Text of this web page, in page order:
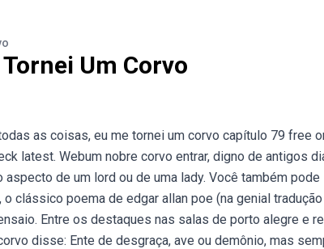
Um Corvo
as coisas, eu me tornei um corvo capítulo 79 free
latest. Webum nobre corvo entrar, digno de antigos
de um lord ou de uma lady. Você também
clássico poema de edgar allan poe (na genial
Entre os destaques nas salas de porto alegre e
disse: Ente de desgraça, ave ou demônio, mas